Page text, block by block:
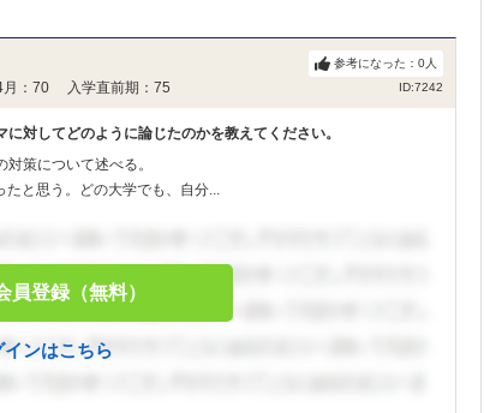
4月：70 入学直前期：75 ID:7242
参考になった： 0人
対してどのように論じたのかを教えてください。
策について述べる。
と思う。どの大学でも、自分...
員登録（無料）
インはこちら